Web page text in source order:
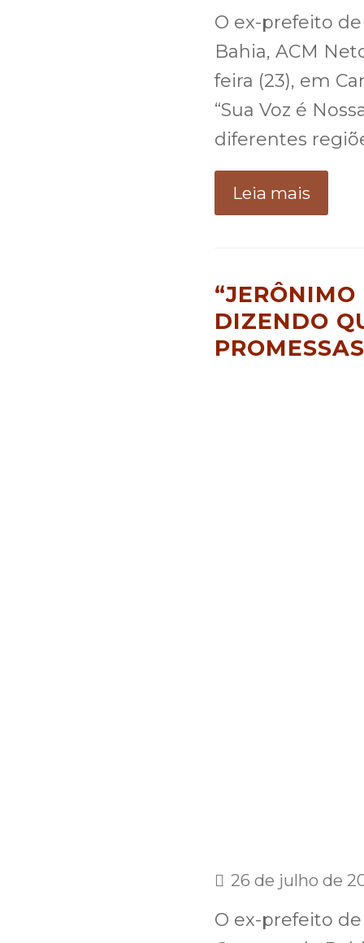
O ex-prefeito
Bahia, ACM
feira (23), em
“Sua Voz é
diferentes
Leia mais
DIZENDO
26 de julho de
O ex-prefeito